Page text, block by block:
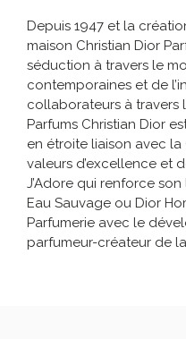
Depuis 1947 et la
maison Christian Dior
séduction à travers le
contemporaines et de
collaborateurs à travers
Parfums Christian Dior
en étroite liaison avec la
valeurs d’excellence et
J’Adore qui renforce
Eau Sauvage ou Dior
Parfumerie avec le
parfumeur-créateur de